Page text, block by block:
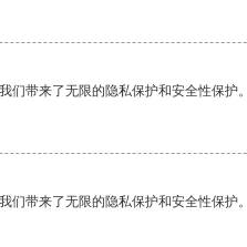
们带来了无限的隐私保护和安全性保护
们带来了无限的隐私保护和安全性保护